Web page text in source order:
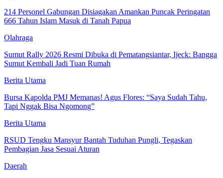
214 Personel Gabungan Disiagakan Amankan Puncak Peringatan
666 Tahun Islam Masuk di Tanah Papua
Olahraga
Sumut Rally 2026 Resmi Dibuka di Pematangsiantar, Ijeck: Bangga
Sumut Kembali Jadi Tuan Rumah
Berita Utama
Bursa Kapolda PMJ Memanas! Agus Flores: “Saya Sudah Tahu,
Tapi Nggak Bisa Ngomong”
Berita Utama
RSUD Tengku Mansyur Bantah Tuduhan Pungli, Tegaskan
Pembagian Jasa Sesuai Aturan
Daerah